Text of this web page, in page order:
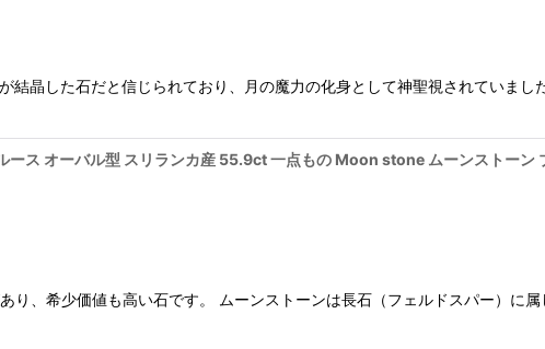
結晶した石だと信じられており、月の魔力の化身として神聖視されていま
ース オーバル型 スリランカ産 55.9ct 一点もの Moon stone ムーンストーン
り、希少価値も高い石です。 ムーンストーンは長石（フェルドスパー）に